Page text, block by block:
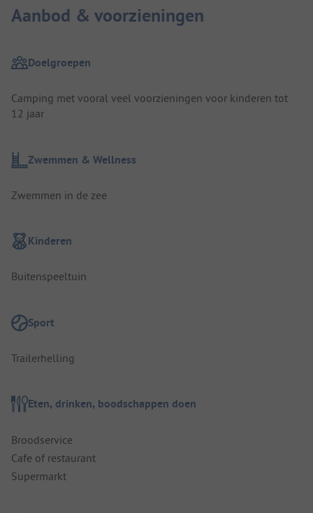
Aanbod & voorzieningen
Doelgroepen
Camping met vooral veel voorzieningen voor kinderen tot
12 jaar
Zwemmen & Wellness
Zwemmen in de zee
Kinderen
Buitenspeeltuin
Sport
Trailerhelling
Eten, drinken, boodschappen doen
Broodservice
Cafe of restaurant
Supermarkt